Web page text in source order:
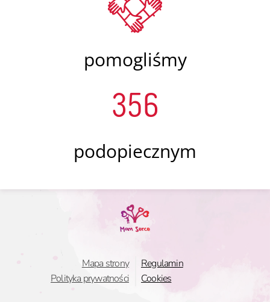
pomogliśmy
356
podopiecznym
Mapa strony
Polityka prywatności
Regulamin
Cookies